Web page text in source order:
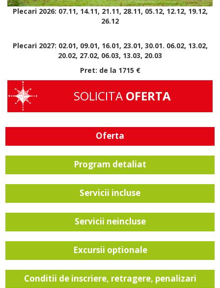
Plecari 2026: 07.11, 14.11, 21.11, 28.11, 05.12, 12.12, 19.12,
26.12
Plecari 2027: 02.01, 09.01, 16.01, 23.01, 30.01. 06.02, 13.02,
20.02, 27.02, 06.03, 13.03, 20.03
Pret: de la 1715 €
SOLICITA OFERTA
Oferta
Program detaliat
Servicii incluse
Servicii neincluse
Excursii optionale
Conditii de inscriere, retragere, penalizari